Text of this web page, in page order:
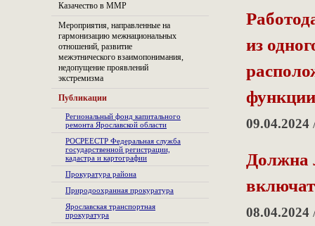
Казачество в ММР
Мероприятия, направленные на
гармонизацию межнациональных
отношений, развитие
межэтнического взаимопонимания,
недопущение проявлений
экстремизма
Публикации
Региональный фонд капитального
ремонта Ярославской области
РОСРЕЕСТР Федеральная служба
государственной регистрации,
кадастра и картографии
Прокуратура района
Природоохранная прокуратура
Ярославская транспортная
прокуратура
из
09.04.2024
Должна
08.04.2024